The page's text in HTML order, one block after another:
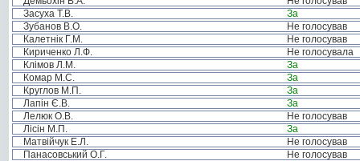
Засуха Т.В.
За
Зубанов В.О.
Не голосував
Калетнік Г.М.
Не голосував
Кириченко Л.Ф.
Не голосувала
Клімов Л.М.
За
Комар М.С.
За
Круглов М.П.
За
Лапін Є.В.
За
Лелюк О.В.
Не голосував
Лісін М.П.
За
Матвійчук Е.Л.
Не голосував
Панасовський О.Г.
Не голосував